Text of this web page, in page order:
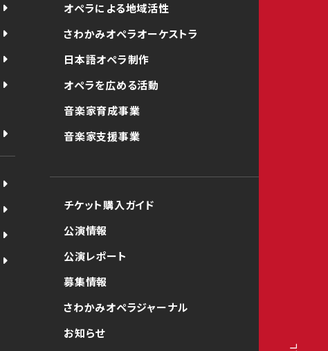
オペラによる地域活性
さわかみオペラオーケストラ
日本語オペラ制作
オペラを広める活動
音楽家育成事業
音楽家支援事業
チケット購入ガイド
公演情報
公演レポート
募集情報
さわかみオペラジャーナル
お知らせ